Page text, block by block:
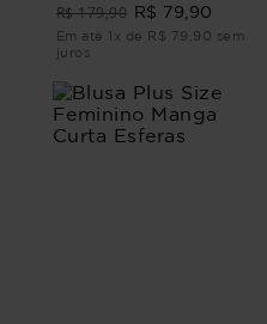
R$ 179,90 R$ 79,90
Em até 1x de R$ 79,90 sem
juros